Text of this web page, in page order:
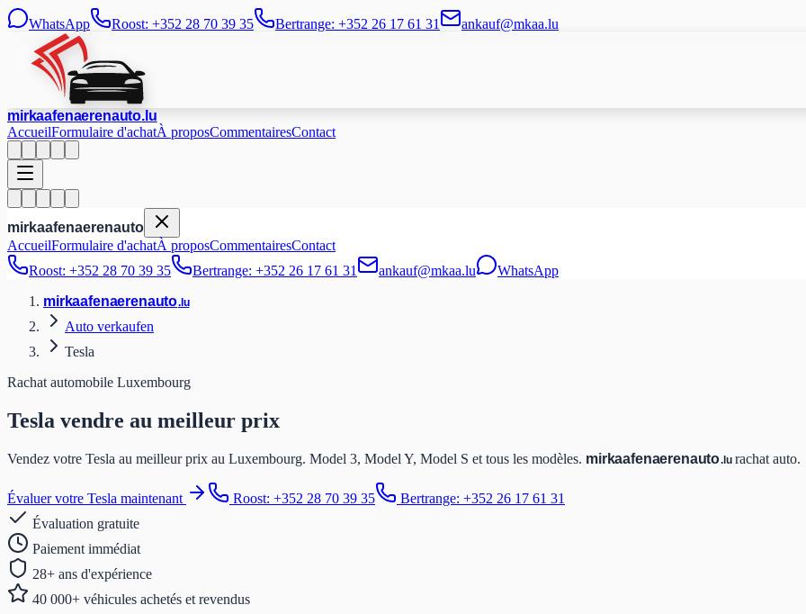
WhatsApp Roost: +352 28 70 39 35 Bertrange: +352 26 17 61 31 ankauf@mkaa.lu
mirkaafenaerenauto.lu
AccueilFormulaire d'achatÀ proposCommentairesContact
mirkaafenaerenauto
AccueilFormulaire d'achatÀ proposCommentairesContact
Roost: +352 28 70 39 35
Bertrange: +352 26 17 61 31 ankauf@mkaa.lu
WhatsApp
mirkaafenaerenauto.lu
Auto verkaufen
Tesla
Rachat automobile Luxembourg
Tesla vendre au meilleur prix
Vendez votre Tesla au meilleur prix au Luxembourg. Model 3, Model Y, Model S et tous les modèles. mirkaafenaerenauto.lurachat auto.
Évaluer votre Tesla maintenant Roost: +352 28 70 39 35
Bertrange: +352 26 17 61 31
Évaluation gratuite
Paiement immédiat
28+ ans d'expérience
40 000+ véhicules achetés et revendus